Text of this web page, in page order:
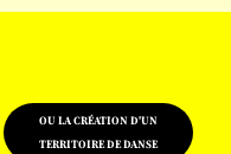
OU LA CRÉATION D'UN
TERRITOIRE DE DANSE